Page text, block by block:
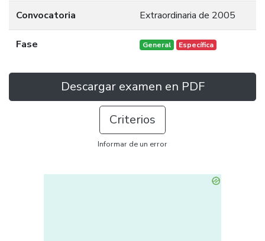
Convocatoria Extraordinaria de 2005
Fase General Específica
Descargar examen en PDF
Criterios
Informar de un error